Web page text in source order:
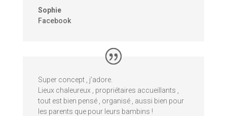
Sophie
Facebook
Super concept , j’adore.
Lieux chaleureux , propriétaires accueillants ,
tout est bien pensé , organisé , aussi bien pour
les parents que pour leurs bambins !